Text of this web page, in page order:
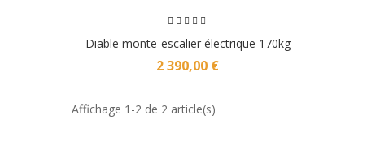
Diable monte-escalier électrique 170kg
2 390,00 €
Affichage 1-2 de 2 article(s)